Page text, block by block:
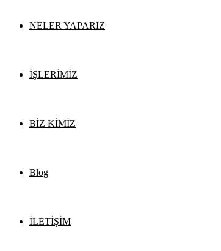
NELER YAPARIZ
İŞLERİMİZ
BİZ KİMİZ
Blog
İLETİŞİM